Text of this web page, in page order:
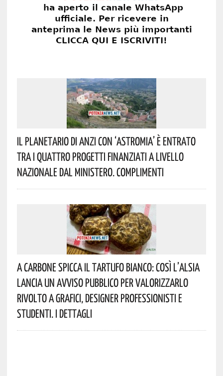
Il Planetario Di Anzi Con ‘Astromia’ È Entrato
Tra I Quattro Progetti Finanziati A Livello
Nazionale Dal Ministero. Complimenti
A Carbone Spicca Il Tartufo Bianco: Così L’Alsia
Lancia Un Avviso Pubblico Per Valorizzarlo
Rivolto A Grafici, Designer Professionisti E
Studenti. I Dettagli